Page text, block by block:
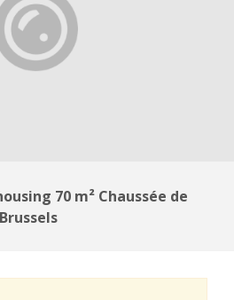
70 m² Chaussée de